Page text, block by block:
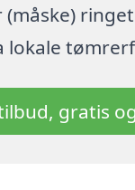
(måske)
lokale
gratis